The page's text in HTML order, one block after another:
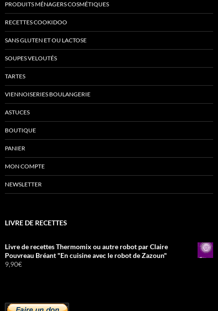
PRODUITS MÉNAGERS COSMÉTIQUES
RECETTES COOKIDOO
SANS GLUTEN ET OU LACTOSE
SOUPES VELOUTÉS
TARTES
VIENNOISERIES BOULANGERIE
ASTUCES
BOUTIQUE
PANIER
MON COMPTE
NEWSLETTER
LIVRE DE RECETTES
Livre de recettes Thermomix ou autre robot par Claire
Pouvreau Bréant "En cuisine avec le robot de Zazoun"
9,90€